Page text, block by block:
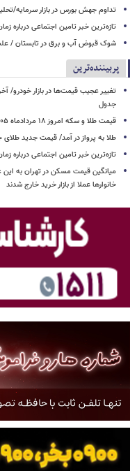
تداوم جهش بورس در بازار سرمایه/تحلیل بازار
تازه‌ترین خبر تامین اجتماعی درباره
شوک قبوض آب و برق در تابستان
پربیننده‌ترین
تغییر عجیب قیمت‌ها در بازار خودرو/
جدول
قیمت طلا و سکه امروز ۱۸ مردادماه ۱۴۰۵/ سکه میلیونی تغییر کرد + جدول
طلا به پرواز در آمد/ قیمت جدید طلای جهانی
تازه‌ترین خبر تامین اجتماعی درباره
میانگین قیمت مسکن در تهران به این
خانوارها عملا از بازار خرید خارج شدند